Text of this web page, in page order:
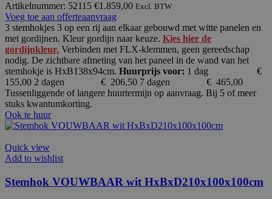
Artikelnummer: 52115 €1.859,00 Excl. BTW
Voeg toe aan offerteaanvraag
3 stemhokjes 3 op een rij aan elkaar gebouwd met witte panelen en
met gordijnen. Kleur gordijn naar keuze. Kies hier de
gordijnkleur. Verbinden met FLX-klemmen, geen gereedschap
nodig. De zichtbare afmeting van het paneel in de wand van het
stemhokje is HxB138x94cm. Huurprijs voor: 1 dag €
155,00 2 dagen € 206,50 7 dagen € 465,00
Tussenliggende of langere huurtermijn op aanvraag. Bij 5 of meer
stuks kwantumkorting.
Ook te huur
Quick view
Add to wishlist
Stemhok VOUWBAAR wit HxBxD210x100x100cm